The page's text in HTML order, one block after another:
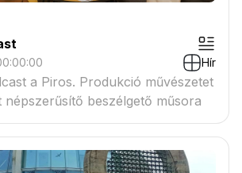
Hír
a Piros. Produkció művészetet
népszerűsítő beszélgető műsora